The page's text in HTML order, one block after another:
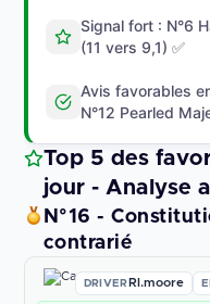
Signal fort : N°6
(11 vers 9,1) ✅
Avis favorables
N°12 Pearled
Top 5 des
jour - Analyse
N°16 -
contrarié
DRIVER Rl.moore